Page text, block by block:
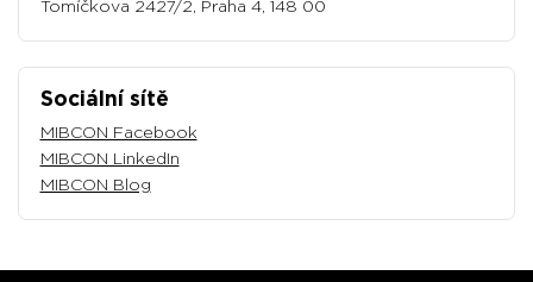
Tomíčkova 2427/2, Praha 4, 148 00
Sociální sítě
MIBCON Facebook
MIBCON LinkedIn
MIBCON Blog